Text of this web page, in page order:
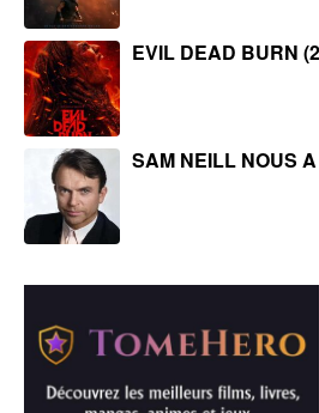
EVIL DEAD BURN
SAM NEILL NOUS